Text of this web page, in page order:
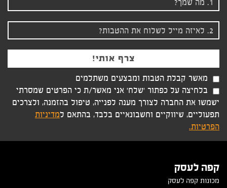
מאשר קבלת הטבות ומבצעים משתלמים
בלחיצה על כפתור 'שלח' אני מאשר/ת כי הפרטים שמסרתי
ישמשו את החברה לצורך מענה לפנייה, טיפול בהזמנה, ולצרכים
תפעוליים, שיווקיים וחשבונאיים בלבד, בהתאם למדיניות
הפרטיות.
קפה לעסק
מכונות קפה לעסק